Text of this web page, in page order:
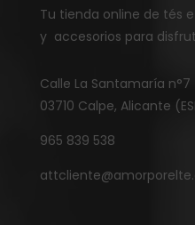
Tu tienda online de tés
y accesorios para
Calle La Santamaría n°7
03710 Calpe, Alicante
965 839 538